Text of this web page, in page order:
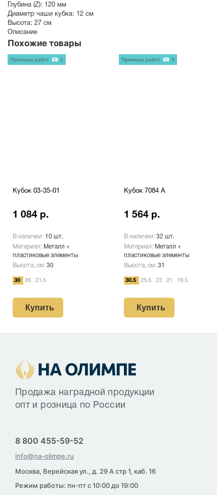
Глубина (Z): 120 мм
Диаметр чаши кубка: 12 см
Высота: 27 см
Описание
Похожие товары
Кубок 03-35-01
1 084 р.
В наличии: 10 шт.
Материал: Металл +
пластиковые элементы
Высота, см: 30
30 26 21.5
Купить
Примеры работ 2
Кубок 7084 A
1 564 р.
В наличии: 32 шт.
Материал: Металл +
пластиковые элементы
Высота, см: 31
30.5 25.5 23 21 19.5
Купить
Примеры работ 5
Продажа наградной продукции
опт и розница по России
8 800 455-59-52
info@na-olimpe.ru
Москва, Верейская ул., д. 29 А стр 1, каб. 16
Режим работы: пн-пт с 10:00 до 19:00